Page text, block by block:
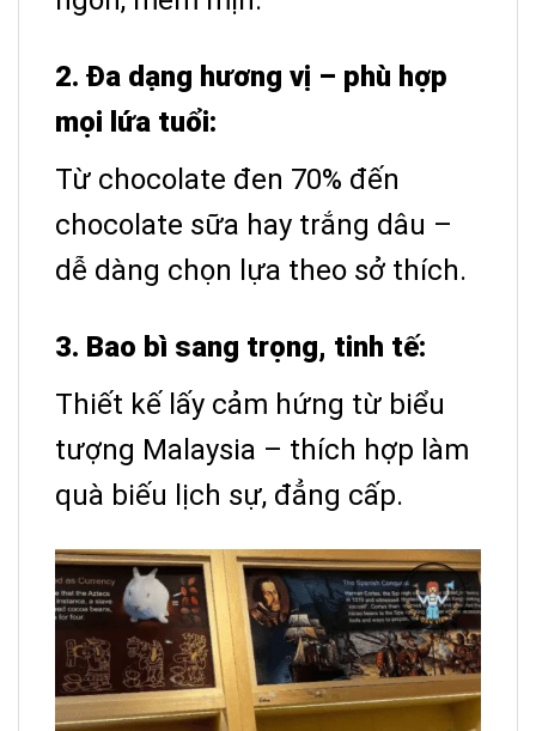
2. Đa dạng hương vị – phù hợp
mọi lứa tuổi:
Từ chocolate đen 70% đến
chocolate sữa hay trắng dâu –
dễ dàng chọn lựa theo sở thích.
3. Bao bì sang trọng, tinh tế:
Thiết kế lấy cảm hứng từ biểu
tượng Malaysia – thích hợp làm
quà biếu lịch sự, đẳng cấp.